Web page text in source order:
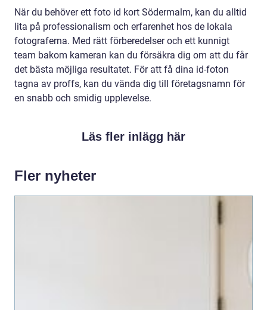
När du behöver ett foto id kort Södermalm, kan du alltid
lita på professionalism och erfarenhet hos de lokala
fotograferna. Med rätt förberedelser och ett kunnigt
team bakom kameran kan du försäkra dig om att du får
det bästa möjliga resultatet. För att få dina id-foton
tagna av proffs, kan du vända dig till företagsnamn för
en snabb och smidig upplevelse.
Läs fler inlägg här
Fler nyheter